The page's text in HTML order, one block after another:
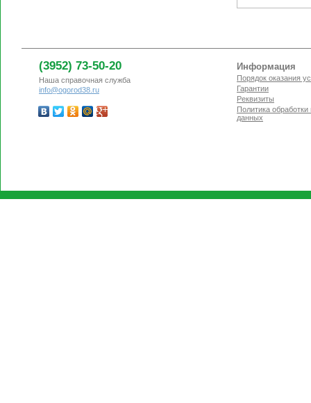
(3952) 73-50-20
Наша справочная служба
info@ogorod38.ru
Информация
Порядок оказания
Гарантии
Реквизиты
Политика
данных